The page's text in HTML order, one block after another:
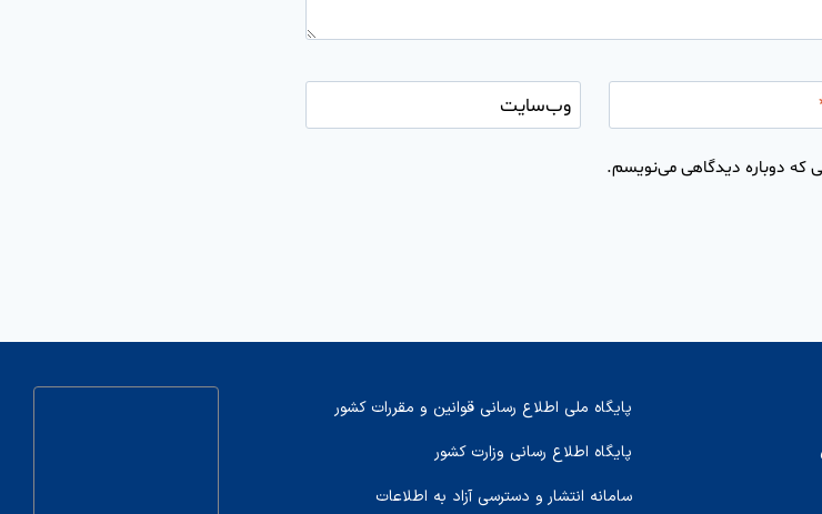
وب‌سایت
که دوباره دیدگاهی می‌نویسم.
پایگاه ملی اطلاع رسانی قوانین و مقررات کشور
پایگاه اطلاع رسانی وزارت کشور
سامانه انتشار و دسترسی آزاد به اطلاعات